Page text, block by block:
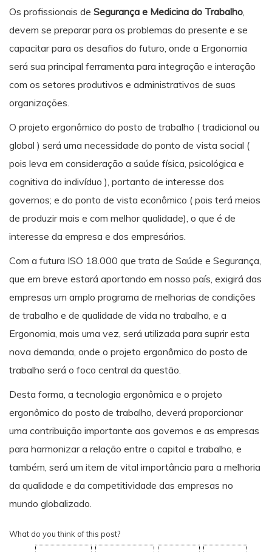
Os profissionais de Segurança e Medicina do Trabalho,
devem se preparar para os problemas do presente e se
capacitar para os desafios do futuro, onde a Ergonomia
será sua principal ferramenta para integração e interação
com os setores produtivos e administrativos de suas
organizações.
O projeto ergonômico do posto de trabalho ( tradicional ou
global ) será uma necessidade do ponto de vista social (
pois leva em consideração a saúde física, psicológica e
cognitiva do indivíduo ), portanto de interesse dos
governos; e do ponto de vista econômico ( pois terá meios
de produzir mais e com melhor qualidade), o que é de
interesse da empresa e dos empresários.
Com a futura ISO 18.000 que trata de Saúde e Segurança,
que em breve estará aportando em nosso país, exigirá das
empresas um amplo programa de melhorias de condições
de trabalho e de qualidade de vida no trabalho, e a
Ergonomia, mais uma vez, será utilizada para suprir esta
nova demanda, onde o projeto ergonômico do posto de
trabalho será o foco central da questão.
Desta forma, a tecnologia ergonômica e o projeto
ergonômico do posto de trabalho, deverá proporcionar
uma contribuição importante aos governos e as empresas
para harmonizar a relação entre o capital e trabalho, e
também, será um item de vital importância para a melhoria
da qualidade e da competitividade das empresas no
mundo globalizado.
What do you think of this post?